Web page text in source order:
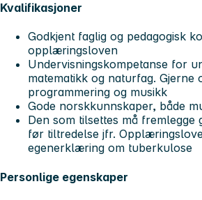
Kvalifikasjoner
Godkjent faglig og pedagogisk
opplæringsloven
Undervisningskompetanse for
matematikk og naturfag. Gjerne
programmering og musikk
Gode norskkunnskaper, både
Den som tilsettes må fremlegge
før tiltredelse jfr.
egenerklæring om tuberkulose
Personlige egenskaper